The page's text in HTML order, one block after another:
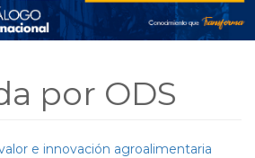
por ODS
e innovación agroalimentaria